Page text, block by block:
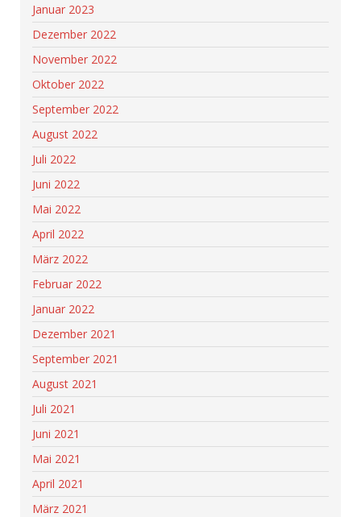
Januar 2023
Dezember 2022
November 2022
Oktober 2022
September 2022
August 2022
Juli 2022
Juni 2022
Mai 2022
April 2022
März 2022
Februar 2022
Januar 2022
Dezember 2021
September 2021
August 2021
Juli 2021
Juni 2021
Mai 2021
April 2021
März 2021